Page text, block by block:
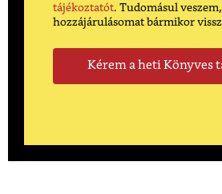
tájékoztatót. Tudomásul
hozzájárulásomat bármikor